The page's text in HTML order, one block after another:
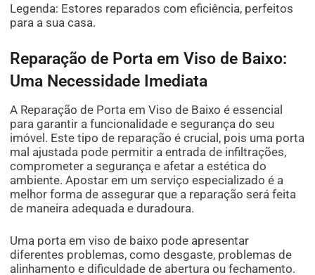
Legenda: Estores reparados com eficiência, perfeitos
para a sua casa.
Reparação de Porta em Viso de Baixo:
Uma Necessidade Imediata
A Reparação de Porta em Viso de Baixo é essencial
para garantir a funcionalidade e segurança do seu
imóvel. Este tipo de reparação é crucial, pois uma porta
mal ajustada pode permitir a entrada de infiltrações,
comprometer a segurança e afetar a estética do
ambiente. Apostar em um serviço especializado é a
melhor forma de assegurar que a reparação será feita
de maneira adequada e duradoura.
Uma porta em viso de baixo pode apresentar
diferentes problemas, como desgaste, problemas de
alinhamento e dificuldade de abertura ou fechamento.